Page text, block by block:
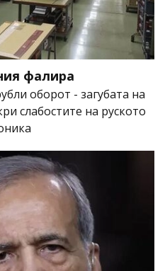
фалира
оборот - загубата на
слабостите на руското